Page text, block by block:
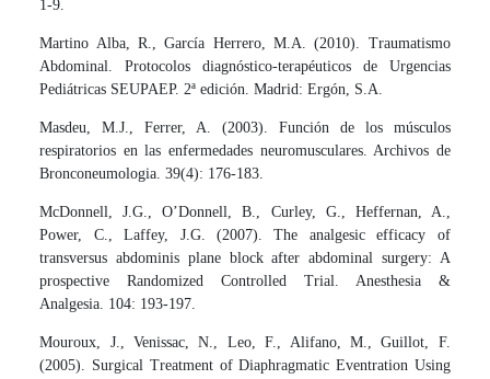
1-9.
Martino Alba, R., García Herrero, M.A. (2010). Traumatismo
Abdominal. Protocolos diagnóstico-terapéuticos de Urgencias
Pediátricas SEUPAEP. 2ª edición. Madrid: Ergón, S.A.
Masdeu, M.J., Ferrer, A. (2003). Función de los músculos
respiratorios en las enfermedades neuromusculares. Archivos de
Bronconeumologia. 39(4): 176-183.
McDonnell, J.G., O’Donnell, B., Curley, G., Heffernan, A.,
Power, C., Laffey, J.G. (2007). The analgesic efficacy of
transversus abdominis plane block after abdominal surgery: A
prospective Randomized Controlled Trial. Anesthesia &
Analgesia. 104: 193-197.
Mouroux, J., Venissac, N., Leo, F., Alifano, M., Guillot, F.
(2005). Surgical Treatment of Diaphragmatic Eventration Using